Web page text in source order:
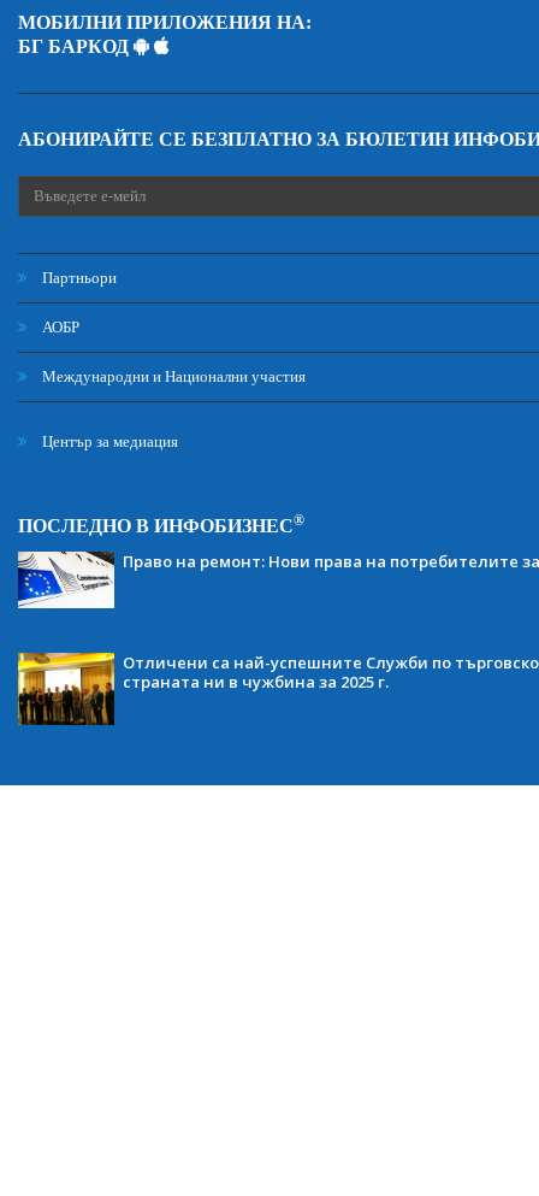
МОБИЛНИ ПРИЛОЖЕНИЯ НА:
БГ БАРКОД
АБОНИРАЙТЕ СЕ БЕЗПЛАТНО ЗА БЮЛЕТИН
Партньори
АОБР
Международни и Национални участия
Център за медиация
ПОСЛЕДНО В ИНФОБИЗНЕС®
Право на ремонт: Нови права на потребителите
Отличени са най-успешните Служби по
страната ни в чужбина за 2025 г.